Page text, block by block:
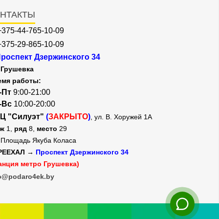
44-765-10-09
29-865-10-09
Дзержинского 34
Грушевка
работы:
9:00-21:00
Вс 10:00-20:00
"Силуэт" (ЗАКРЫТО) , ул. В. Хоружей 1А
1, ряд 8, место 29
Якуба Коласа
→ Проспект Дзержинского 34
метро Грушевка)